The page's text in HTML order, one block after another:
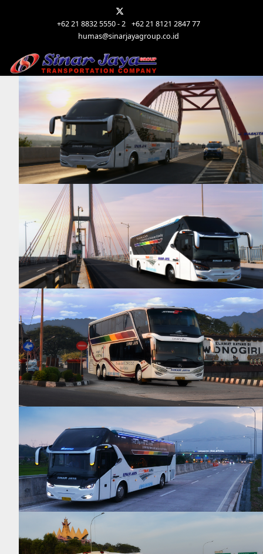
+62 21 8832 5550 - 2 +62 21 8121 2847 77
humas@sinarjayagroup.co.id